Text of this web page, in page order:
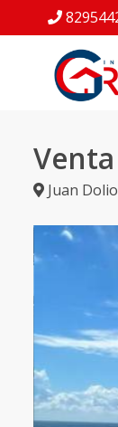
Juan Dolio